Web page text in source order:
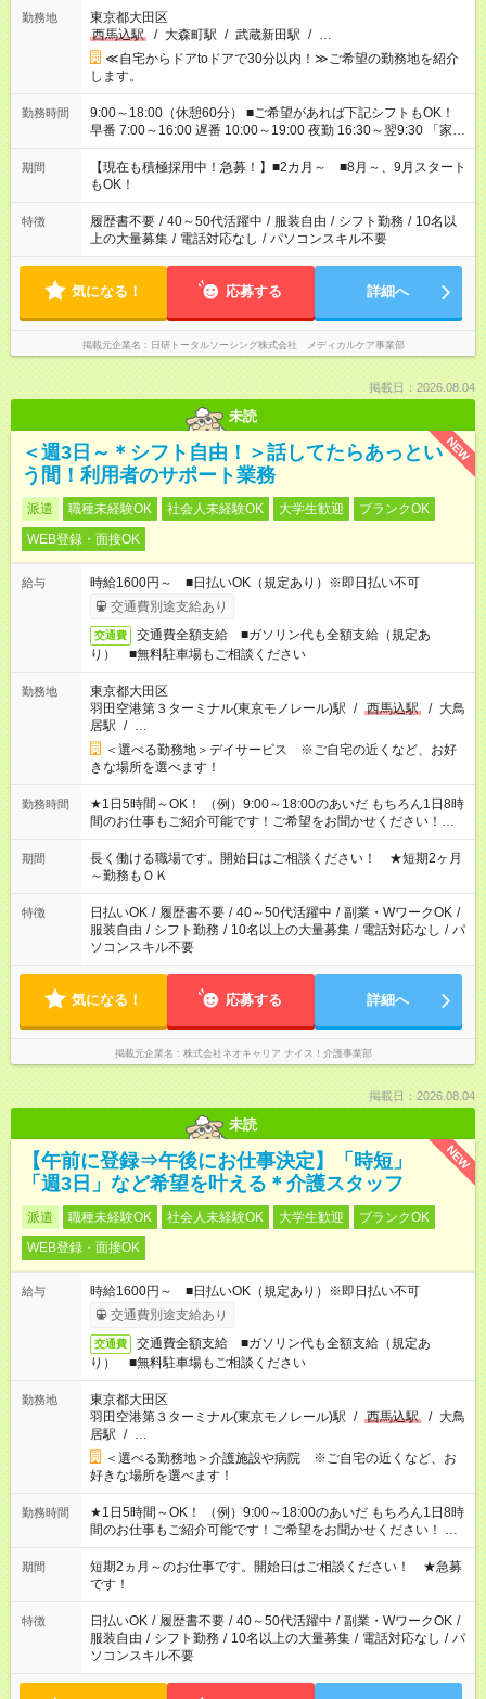
勤務地
東京都大田区
西馬込駅
/ 大森町駅 / 武蔵新田駅 / …
≪自宅からドアtoドアで30分以内！≫ご希望の勤務地を紹介
します。
勤務時間
9:00～18:00（休憩60分） ■ご希望があれば下記シフトもOK！
早番 7:00～16:00 遅番 10:00～19:00 夜勤 16:30～翌9:30 「家族
と休みを合わせたい」 「余裕を持って夕飯の準備がしたい」
「できれば残業はしたくない」 など、ご希望を教えてください
ね。 ※Wワーク希望の方へ 今ご覧のお仕事で希望する勤務時間
と、もう1つのお仕事の勤務時間。 合計で週40時間を超える場
合は応募できません。
期間
【現在も積極採用中！急募！】■2カ月～ ■8月～、9月スタート
もOK！
特徴 履歴書不要 / 40～50代活躍中 / 服装自由 / シフト勤務 / 10名以
上の大量募集 / 電話対応なし / パソコンスキル不要
気になる！ 応募する 詳細へ
掲載元企業名 日研トータルソーシング株式会社 メディカルケア事業部
掲載日：2026.08.04
未読
NEW
＜週3日～＊シフト自由！＞話してたらあっとい
う間！利用者のサポート業務
派遣 職種未経験OK 社会人未経験OK 大学生歓迎
ブランクOK
WEB登録・面接OK
給与
時給1600円～ ■日払いOK（規定あり）※即日払い不可
交通費別途支給あり
交通費
交通費全額支給 ■ガソリン代も全額支給（規定あ
り） ■無料駐車場もご相談ください
勤務地
東京都大田区
羽田空港第３ターミナル(東京モノレール)駅 / 西馬込駅 / 大鳥
居駅 / …
＜選べる勤務地＞デイサービス ※ご自宅の近くなど、お好
きな場所を選べます！
勤務時間
★1日5時間～OK！ （例）9:00～18:00のあいだ もちろん1日8時
間のお仕事もご紹介可能です！ご希望をお聞かせください！★家
庭の都合でお休みが必要な場合も遠慮なくご相談ください。 ※
週最低15時間以上の勤務が必要です
期間
長く働ける職場です。開始日はご相談ください！ ★短期2ヶ月
～勤務もＯＫ
特徴 日払いOK / 履歴書不要 / 40～50代活躍中 / 副業・WワークOK /
服装自由 / シフト勤務 / 10名以上の大量募集 / 電話対応なし / パ
ソコンスキル不要
気になる！ 応募する 詳細へ
掲載元企業名 株式会社ネオキャリア ナイス！介護事業部
掲載日：2026.08.04
未読
NEW
【午前に登録⇒午後にお仕事決定】「時短」
「週3日」など希望を叶える＊介護スタッフ
派遣 職種未経験OK 社会人未経験OK 大学生歓迎
ブランクOK
WEB登録・面接OK
給与
時給1600円～ ■日払いOK（規定あり）※即日払い不可
交通費別途支給あり
交通費
交通費全額支給 ■ガソリン代も全額支給（規定あ
り） ■無料駐車場もご相談ください
勤務地
東京都大田区
羽田空港第３ターミナル(東京モノレール)駅 / 西馬込駅 / 大鳥
居駅 / …
＜選べる勤務地＞介護施設や病院 ※ご自宅の近くなど、お
好きな場所を選べます！
勤務時間
★1日5時間～OK！ （例）9:00～18:00のあいだ もちろん1日8時
間のお仕事もご紹介可能です！ご希望をお聞かせください！ ※
週最低15時間以上の勤務が必要です
期間
短期2ヵ月～のお仕事です。開始日はご相談ください！ ★急募
です！
特徴 日払いOK / 履歴書不要 / 40～50代活躍中 / 副業・WワークOK /
服装自由 / シフト勤務 / 10名以上の大量募集 / 電話対応なし / パ
ソコンスキル不要